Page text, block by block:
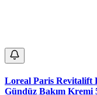
Loreal Paris Revitalift
Gündüz Bakım Kremi